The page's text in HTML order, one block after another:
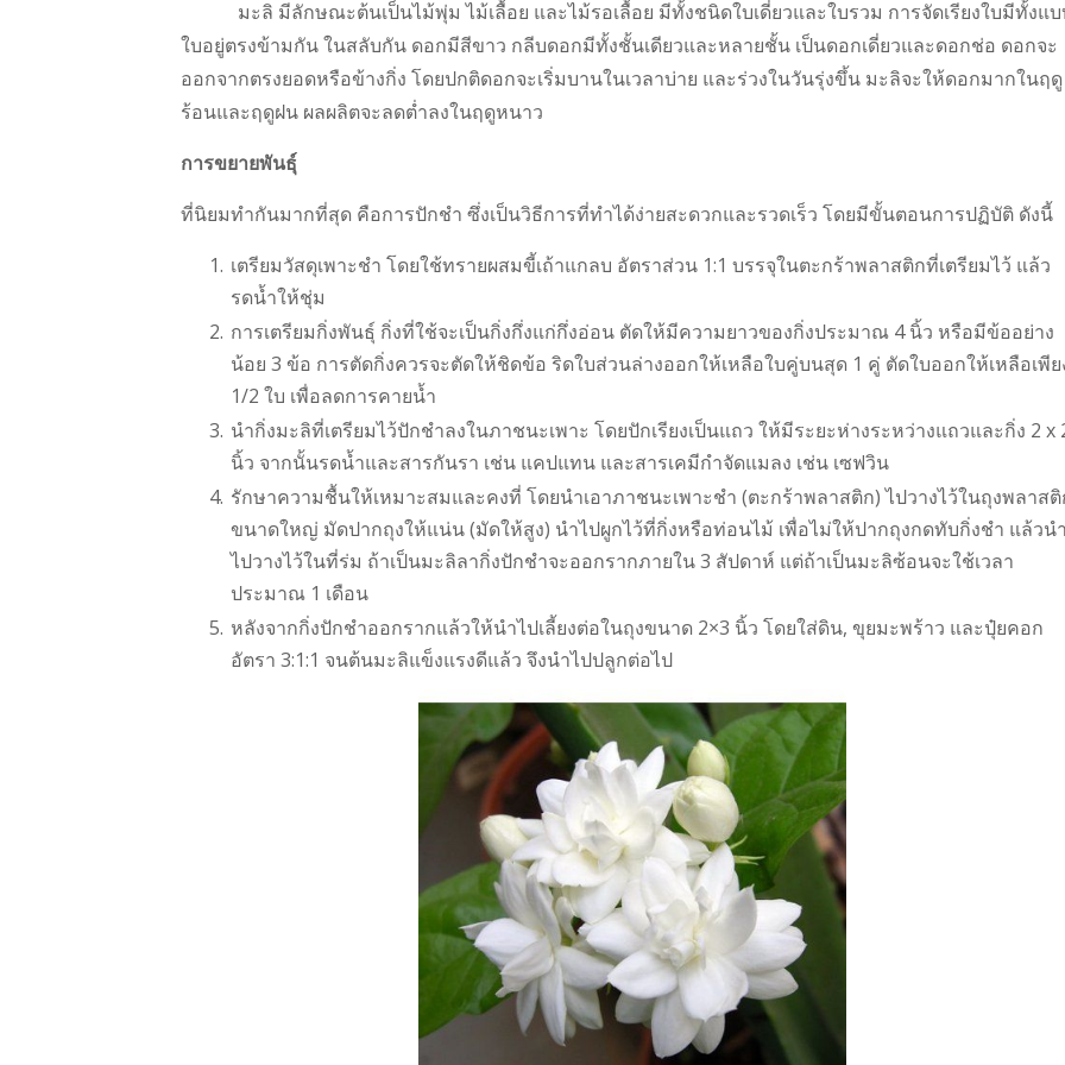
มะลิ มีลักษณะต้นเป็นไม้พุ่ม ไม้เลื้อย และไม้รอเลื้อย มีทั้งชนิดใบเดี่ยวและใบรวม การจัดเรียงใบมีทั้งแบ
ใบอยู่ตรงข้ามกัน ในสลับกัน ดอกมีสีขาว กลีบดอกมีทั้งชั้นเดียวและหลายชั้น เป็นดอกเดี่ยวและดอกช่อ ดอกจะ
ออกจากตรงยอดหรือข้างกิ่ง โดยปกติดอกจะเริ่มบานในเวลาบ่าย และร่วงในวันรุ่งขึ้น มะลิจะให้ดอกมากในฤดู
ร้อนและฤดูฝน ผลผลิตจะลดต่ำลงในฤดูหนาว
การขยายพันธุ์
ที่นิยมทำกันมากที่สุด คือการปักชำ ซึ่งเป็นวิธีการที่ทำได้ง่ายสะดวกและรวดเร็ว โดยมีขั้นตอนการปฏิบัติ ดังนี้
เตรียมวัสดุเพาะชำ โดยใช้ทรายผสมขี้เถ้าแกลบ อัตราส่วน 1:1 บรรจุในตะกร้าพลาสติกที่เตรียมไว้ แล้ว
รดน้ำให้ชุ่ม
การเตรียมกิ่งพันธุ์ กิ่งที่ใช้จะเป็นกิ่งกึ่งแก่กึ่งอ่อน ตัดให้มีความยาวของกิ่งประมาณ 4 นิ้ว หรือมีข้ออย่าง
น้อย 3 ข้อ การตัดกิ่งควรจะตัดให้ชิดข้อ ริดใบส่วนล่างออกให้เหลือใบคู่บนสุด 1 คู่ ตัดใบออกให้เหลือเพีย
1/2 ใบ เพื่อลดการคายน้ำ
นำกิ่งมะลิที่เตรียมไว้ปักชำลงในภาชนะเพาะ โดยปักเรียงเป็นแถว ให้มีระยะห่างระหว่างแถวและกิ่ง 2 x
นิ้ว จากนั้นรดน้ำและสารกันรา เช่น แคปแทน และสารเคมีกำจัดแมลง เช่น เซฟวิน
รักษาความชื้นให้เหมาะสมและคงที่ โดยนำเอาภาชนะเพาะชำ (ตะกร้าพลาสติก) ไปวางไว้ในถุงพลาส
ขนาดใหญ่ มัดปากถุงให้แน่น (มัดให้สูง) นำไปผูกไว้ที่กิ่งหรือท่อนไม้ เพื่อไม่ให้ปากถุงกดทับกิ่งชำ แล้วนำ
ไปวางไว้ในที่ร่ม ถ้าเป็นมะลิลากิ่งปักชำจะออกรากภายใน 3 สัปดาห์ แต่ถ้าเป็นมะลิซ้อนจะใช้เวลา
ประมาณ 1 เดือน
หลังจากกิ่งปักชำออกรากแล้วให้นำไปเลี้ยงต่อในถุงขนาด 2×3 นิ้ว โดยใส่ดิน, ขุยมะพร้าว และปุ๋ยคอก
อัตรา 3:1:1 จนต้นมะลิแข็งแรงดีแล้ว จึงนำไปปลูกต่อไป